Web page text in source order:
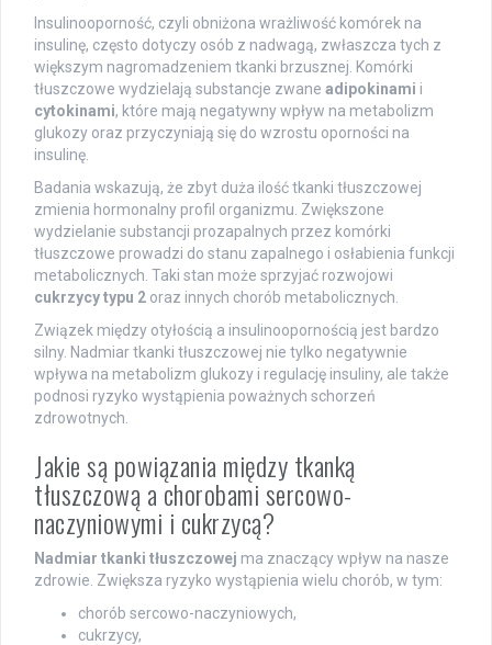
Insulinooporność, czyli obniżona wrażliwość komórek na
insulinę, często dotyczy osób z nadwagą, zwłaszcza tych z
większym nagromadzeniem tkanki brzusznej. Komórki
tłuszczowe wydzielają substancje zwane adipokinami i
cytokinami, które mają negatywny wpływ na metabolizm
glukozy oraz przyczyniają się do wzrostu oporności na
insulinę.
Badania wskazują, że zbyt duża ilość tkanki tłuszczowej
zmienia hormonalny profil organizmu. Zwiększone
wydzielanie substancji prozapalnych przez komórki
tłuszczowe prowadzi do stanu zapalnego i osłabienia funkcji
metabolicznych. Taki stan może sprzyjać rozwojowi
cukrzycy typu 2 oraz innych chorób metabolicznych.
Związek między otyłością a insulinoopornością jest bardzo
silny. Nadmiar tkanki tłuszczowej nie tylko negatywnie
wpływa na metabolizm glukozy i regulację insuliny, ale także
podnosi ryzyko wystąpienia poważnych schorzeń
zdrowotnych.
Jakie są powiązania między tkanką
tłuszczową a chorobami sercowo-
naczyniowymi i cukrzycą?
Nadmiar tkanki tłuszczowej ma znaczący wpływ na nasze
zdrowie. Zwiększa ryzyko wystąpienia wielu chorób, w tym:
chorób sercowo-naczyniowych,
cukrzycy,